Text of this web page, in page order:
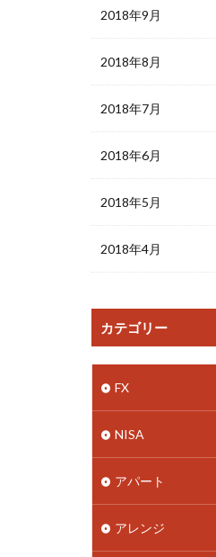
2018年9月
2018年8月
2018年7月
2018年6月
2018年5月
2018年4月
カテゴリー
FX
NISA
アパート
アレンジ